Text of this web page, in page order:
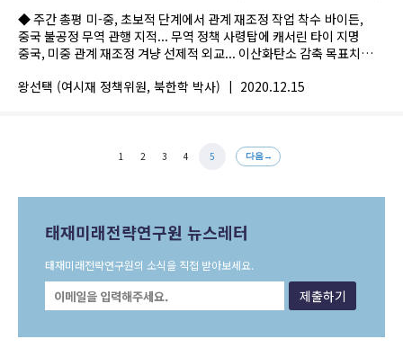
◆ 주간 총평 미-중, 초보적 단계에서 관계 재조정 작업 착수 바이든,
중국 불공정 무역 관행 지적... 무역 정책 사령탑에 캐서린 타이 지명
중국, 미중 관계 재조정 겨냥 선제적 외교... 이산화탄소 감축 목표치
왕선택 (여시재 정책위원, 북한학 박사) | 2020.12.15
1 2 3 4 5
태재미래전략연구원 뉴스레터
태재미래전략연구원의 소식을 직접 받아보세요.